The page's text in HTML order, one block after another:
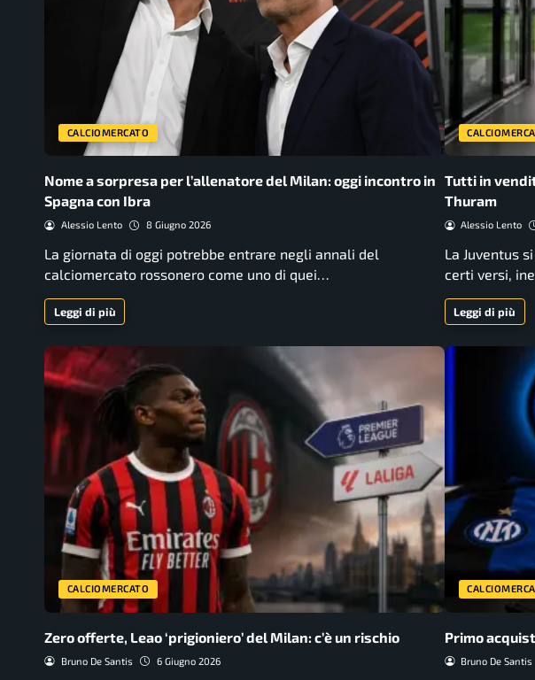
CALCIOMERCATO
Nome a sorpresa per l’allenatore del Milan: oggi incontro in
Spagna con Ibra
Alessio Lento 8 Giugno 2026
La giornata di oggi potrebbe entrare negli annali del
calciomercato rossonero come uno di quei…
Leggi di più
Tutti in
Thuram
Alessio Lento
La Juventus
certi versi,
Leggi di più
CALCIOMERCATO
Zero offerte, Leao ‘prigioniero’ del Milan: c’è un rischio
Bruno De Santis 6 Giugno 2026
Primo
Bruno De Santis